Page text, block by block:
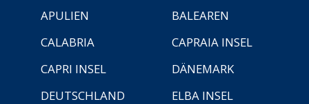
APULIEN
BALEAREN
CALABRIA
CAPRAIA INSEL
CAPRI INSEL
DÄNEMARK
DEUTSCHLAND
ELBA INSEL